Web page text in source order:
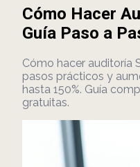
Cómo Hacer
Guía Paso a
Cómo hacer auditoría
pasos prácticos y
hasta 150%. Guía
gratuitas.